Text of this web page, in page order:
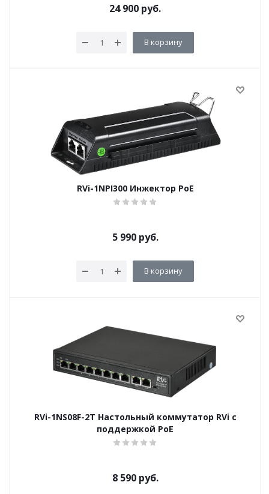
24 900 руб.
В корзину
RVi-1NPI300 Инжектор PoE
5 990руб.
В корзину
RVi-1NS08F-2T Настольный коммутатор RVi c
поддержкой PoE
8 590руб.